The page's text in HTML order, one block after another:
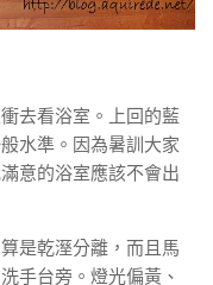
去看浴室。上回的藍
水準。因為暑訓大家
意的浴室應該不會出
是乾溼分離，而且馬
手台旁。燈光偏黃、